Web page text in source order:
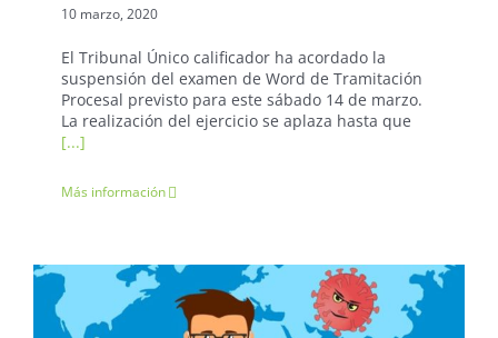
10 marzo, 2020
El Tribunal Único calificador ha acordado la
suspensión del examen de Word de Tramitación
Procesal previsto para este sábado 14 de marzo.
La realización del ejercicio se aplaza hasta que
[...]
Más información